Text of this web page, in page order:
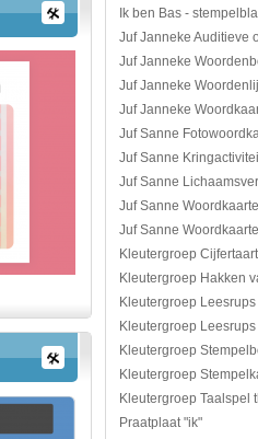
Ik ben Bas -
Juf Janneke Auditieve
Juf Janneke
Juf Janneke
Juf Janneke
Juf Sanne
Juf Sanne
Juf Sanne
Juf Sanne
Juf Sanne
Kleutergroep Cijfertaart
Kleutergroep Hakken
Kleutergroep
Kleutergroep
Kleutergroep
Kleutergroep
Kleutergroep Taalspel
Praatplaat "ik"